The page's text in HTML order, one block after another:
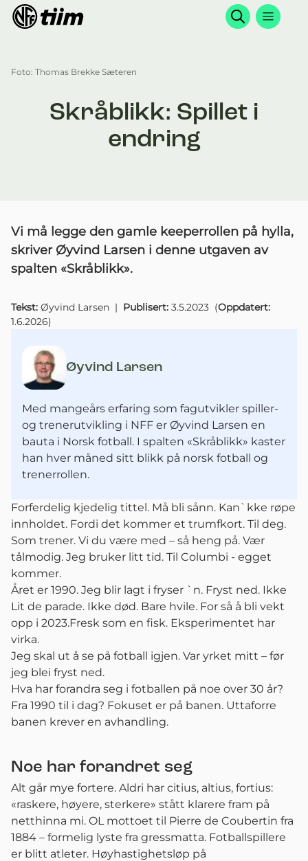
Søk
Foto: Thomas Brekke Sæteren
Skråblikk: Spillet i
endring
Vi må legge den gamle keeperrollen på hylla,
skriver Øyvind Larsen i denne utgaven av
spalten «Skråblikk».
Tekst: Øyvind Larsen | Publisert: 3.5.2023 (Oppdatert:
1.6.2026)
Øyvind Larsen
Med mangeårs erfaring som fagutvikler spiller-
og trenerutvikling i NFF er Øyvind Larsen en
bauta i Norsk fotball. I spalten «Skråblikk» kaster
han hver måned sitt blikk på norsk fotball og
trenerrollen.
Forferdelig kjedelig tittel. Må bli sånn. Kan`kke røpe
innholdet. Fordi det kommer et trumfkort. Til deg.
Som trener. Vi du være med – så heng på. Vær
tålmodig. Jeg bruker litt tid. Til Columbi - egget
kommer.
Året er 1990. Jeg blir lagt i fryser `n. Fryst ned. Ikke
Lit de parade. Ikke død. Bare hvile. For så å bli vekt
opp i 2023.Fresk som en fisk. Eksperimentet har
virka.
Jeg skal ut å se på fotball igjen. Var yrket mitt – før
jeg blei fryst ned.
Hva har forandra seg i fotballen på noe over 30 år?
Fra 1990 til i dag? Fokuset er på banen. Uttaforre
banen krever en avhandling.
Noe har forandret seg
Alt går mye fortere. Aldri har citius, altius, fortius:
«raskere, høyere, sterkere» stått klarere fram på
netthinna mi. OL mottoet til Pierre de Coubertin fra
1884 – formelig lyste fra gressmatta. Fotballspillere
er blitt atleter. Høyhastighetsløp på